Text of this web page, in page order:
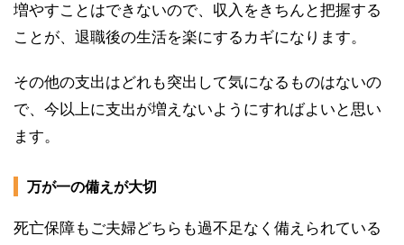
増やすことはできないので、収入をきちんと把握する
ことが、退職後の生活を楽にするカギになります。
その他の支出はどれも突出して気になるものはないの
で、今以上に支出が増えないようにすればよいと思い
ます。
万が一の備えが大切
死亡保障もご夫婦どちらも過不足なく備えられている